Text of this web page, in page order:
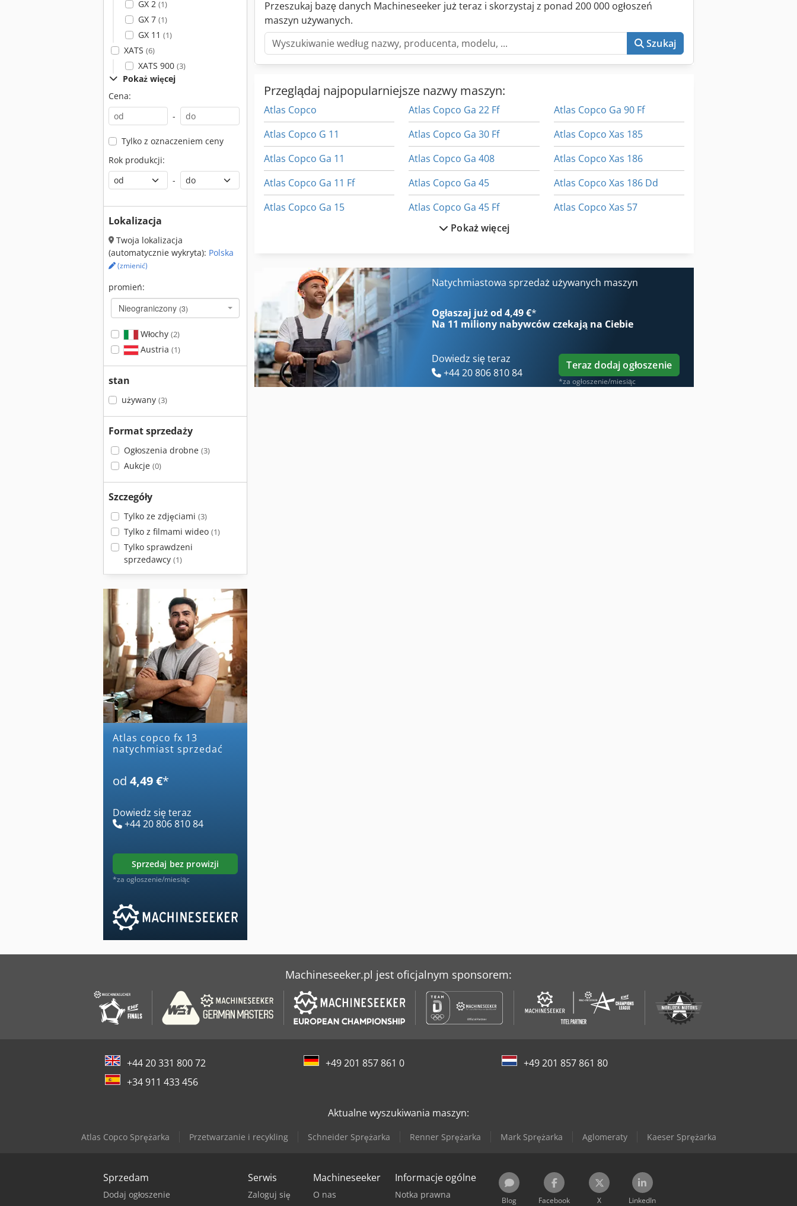
GX 2 (1)
GX 7 (1)
GX 11 (1)
XATS (6)
XATS 900 (3)
Pokaż więcej
Cena:
-
Tylko z oznaczeniem ceny
Rok produkcji:
-
Lokalizacja
Twoja lokalizacja
(automatycznie wykryta): Polska
(zmienić)
promień:
Nieograniczony (3)
Włochy (2)
Austria (1)
stan
używany (3)
Format sprzedaży
Ogłoszenia drobne (3)
Aukcje (0)
Szczegóły
Tylko ze zdjęciami (3)
Tylko z filmami wideo (1)
Tylko sprawdzeni
sprzedawcy (1)
atlas copco fx 13
natychmiast sprzedać
od 4,49 €*
Dowiedz się teraz
+44 20 806 810 84
sprzedaj bez prowizji
*za ogłoszenie/miesiąc
Przeszukaj bazę danych Machineseeker już teraz i skorzystaj z ponad 200 000 ogłoszeń
maszyn używanych.
Szukaj
Przeglądaj najpopularniejsze nazwy maszyn:
Atlas Copco
Atlas Copco G 11
Atlas Copco Ga 11
Atlas Copco Ga 11 Ff
Atlas Copco Ga 15
Atlas Copco Ga 18 Vsd
Atlas Copco Ga 22
Atlas Copco Ga 22 Ff
Atlas Copco Ga 30 Ff
Atlas Copco Ga 408
Atlas Copco Ga 45
Atlas Copco Ga 45 Ff
Atlas Copco Ga 5
Atlas Copco Ga 7 Ff
Atlas Copco Ga 808
Atlas Copco Ga 90 Ff
Atlas Copco Xas 185
Atlas Copco Xas 186
Atlas Copco Xas 186 Dd
Atlas Copco Xas 57
Pokaż więcej
Natychmiastowa sprzedaż używanych maszyn
Ogłaszaj już od 4,49 €*
Na 11 miliony nabywcówczekają na Ciebie
Dowiedz się teraz
+44 20 806 810 84
Teraz dodaj ogłoszenie
*za ogłoszenie/miesiąc
Machineseeker.pl jest oficjalnym sponsorem:
+44 20 331 800 72 +49 201 857 861 0
+49 201 857 861 80
+34 911 433 456
Aktualne wyszukiwania maszyn:
Atlas Copco Sprężarka Przetwarzanie i recykling Schneider Sprężarka Renner Sprężarka Mark Sprężarka Aglomeraty Kaeser Sprężarka
Sprzedam
Dodaj ogłoszenie
Serwis
Zaloguj się
Machineseeker
O nas
Informacje ogólne
Notka prawna
Blog Facebook X LinkedIn